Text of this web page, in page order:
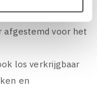
Audio System, alle
afgestemd voor het
los verkrijgbaar
en